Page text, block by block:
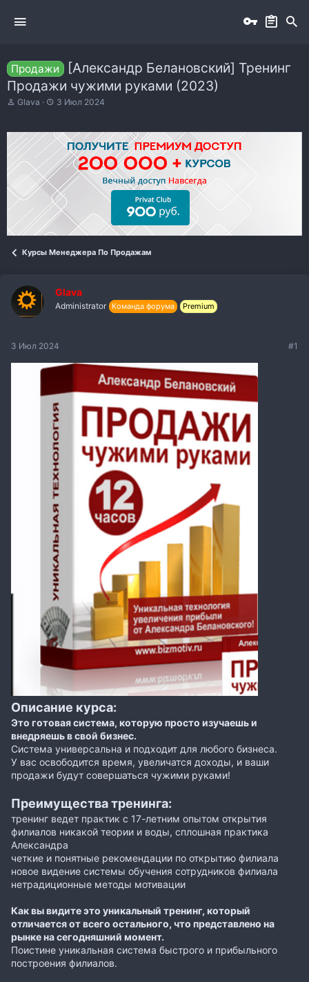
Продажи
[Александр Белановский] Тренинг
Продажи чужими руками (2023)
А
о
р
т
е
Glava
Д
а
ч
л
а
3 Июл 2024
Курсы Менеджера По Продажам
Glava
Administrator Команда форума Premium
3 Июл 2024 #1
Описание курса:
Это готовая система, которую просто изучаешь и
внедряешь в свой бизнес.
Система универсальна и подходит для любого бизнеса.
У вас освободится время, увеличатся доходы, и ваши
продажи будут совершаться чужими руками!
Преимущества тренинга:
тренинг ведет практик с 17-летним опытом открытия
филиалов никакой теории и воды, сплошная практика
Александра
четкие и понятные рекомендации по открытию филиала
новое видение системы обучения сотрудников филиала
нетрадиционные методы мотивации
Как вы видите это уникальный тренинг, который
отличается от всего остального, что представлено на
рынке на сегодняшний момент.
Поистине уникальная система быстрого и прибыльного
построения филиалов.